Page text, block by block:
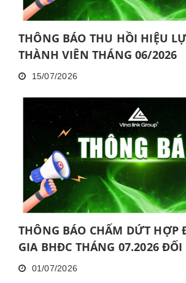
THÔNG BÁO THU HỒI HIỆU
THÀNH VIÊN THÁNG 06/2026
15/07/2026
THÔNG BÁO CHẤM DỨT HỢP
GIA BHĐC THÁNG 07.2026
KHÔNG HOÀN THÀNH MỨC
01/07/2026